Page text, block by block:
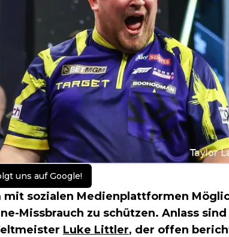
uns auf Google!
mit sozialen Medienplattformen
Missbrauch zu schützen. Anlass
Luke Littler, der offen